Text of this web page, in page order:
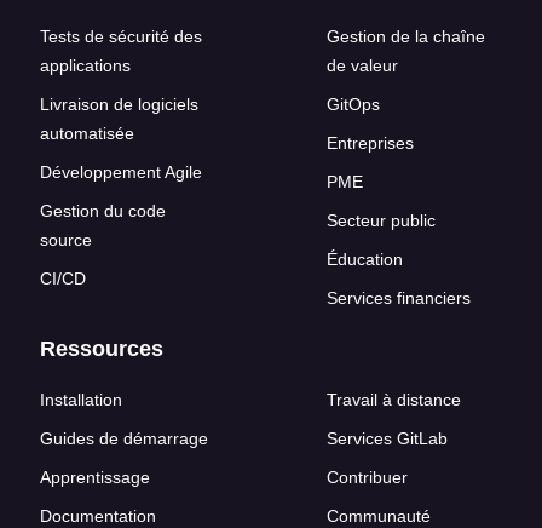
Tests de sécurité des
applications
Livraison de logiciels
automatisée
Développement Agile
Gestion du code
source
CI/CD
Gestion de la chaîne
de valeur
GitOps
Entreprises
PME
Secteur public
Éducation
Services financiers
Ressources
Installation
Guides de démarrage
Apprentissage
Documentation
Travail à distance
Services GitLab
Contribuer
Communauté